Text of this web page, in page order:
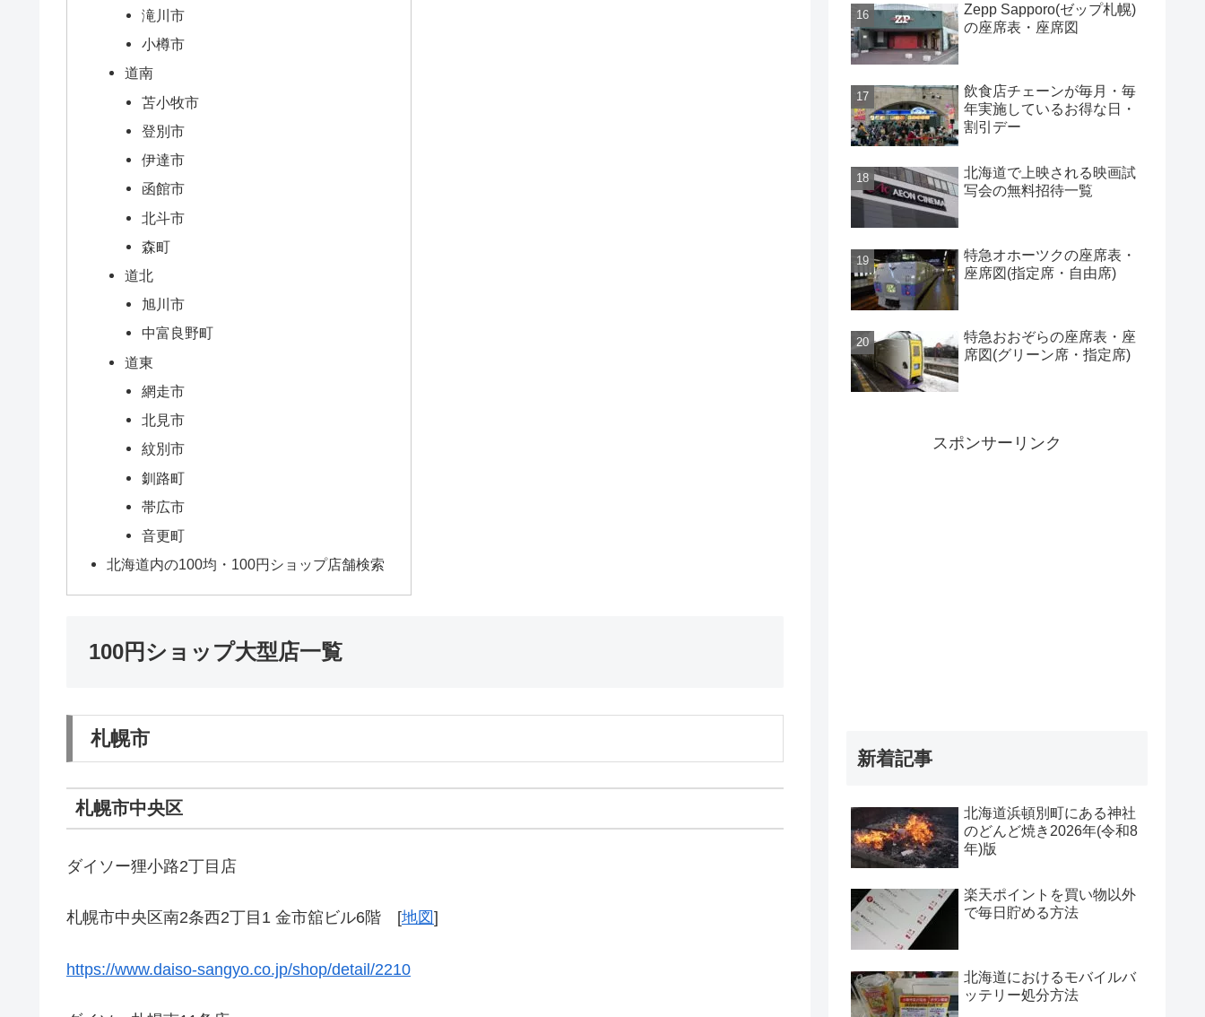
滝川市
小樽市
道南
苫小牧市
登別市
伊達市
函館市
北斗市
森町
道北
旭川市
中富良野町
道東
網走市
北見市
紋別市
釧路町
帯広市
音更町
北海道内の100均・100円ショップ店舗検索
100円ショップ大型店一覧
札幌市
札幌市中央区
ダイソー狸小路2丁目店
札幌市中央区南2条西2丁目1 金市舘ビル6階 [地図]
https://www.daiso-sangyo.co.jp/shop/detail/2210
Zepp Sapporo(ゼップ札幌)
の座席表・座席図
飲食店チェーンが毎月・毎
年実施しているお得な日・
割引デー
北海道で上映される映画試
写会の無料招待一覧
特急オホーツクの座席表・
座席図(指定席・自由席)
特急おおぞらの座席表・座
席図(グリーン席・指定席)
スポンサーリンク
新着記事
北海道浜頓別町にある神社
のどんど焼き2026年(令和8
年)版
楽天ポイントを買い物以外
で毎日貯める方法
北海道におけるモバイルバ
ッテリー処分方法